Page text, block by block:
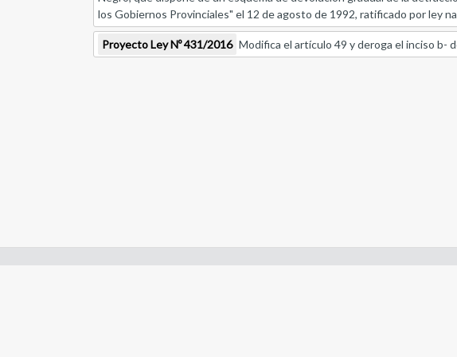
los Gobiernos Provinciales" el 12 de agosto de 1992, ratificado por ley
Proyecto Ley Nº 431/2016 Modifica el artículo 49 y deroga el inciso b-